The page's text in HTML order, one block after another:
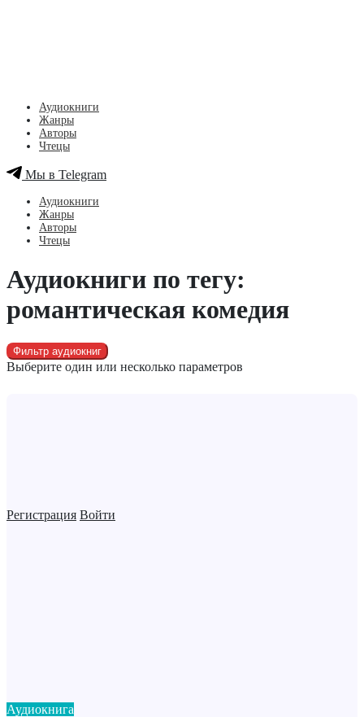
Регистрация Войти
Аудиокниги
Жанры
Авторы
Чтецы
Мы в Telegram
Аудиокниги
Жанры
Авторы
Чтецы
Аудиокниги по тегу:
романтическая комедия
Фильтр аудиокниг
Выберите один или несколько параметров
Аудиокнига